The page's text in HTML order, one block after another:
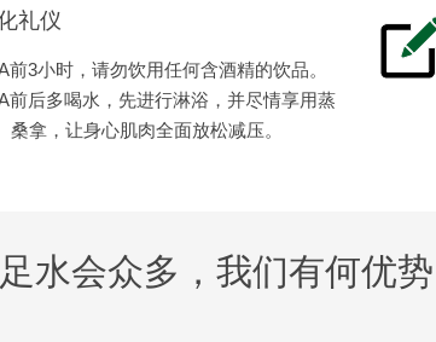
礼仪
前3小时，请勿饮用任何含酒精的饮品。
前后多喝水，先进行淋浴，并尽情享用蒸
桑拿，让身心肌肉全面放松减压。
水会众多，我们有何优势